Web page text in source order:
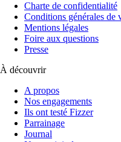
Charte de confidentialité
Conditions générales de
Mentions légales
Foire aux questions
Presse
À découvrir
A propos
Nos engagements
Ils ont testé Fizzer
Parrainage
Journal